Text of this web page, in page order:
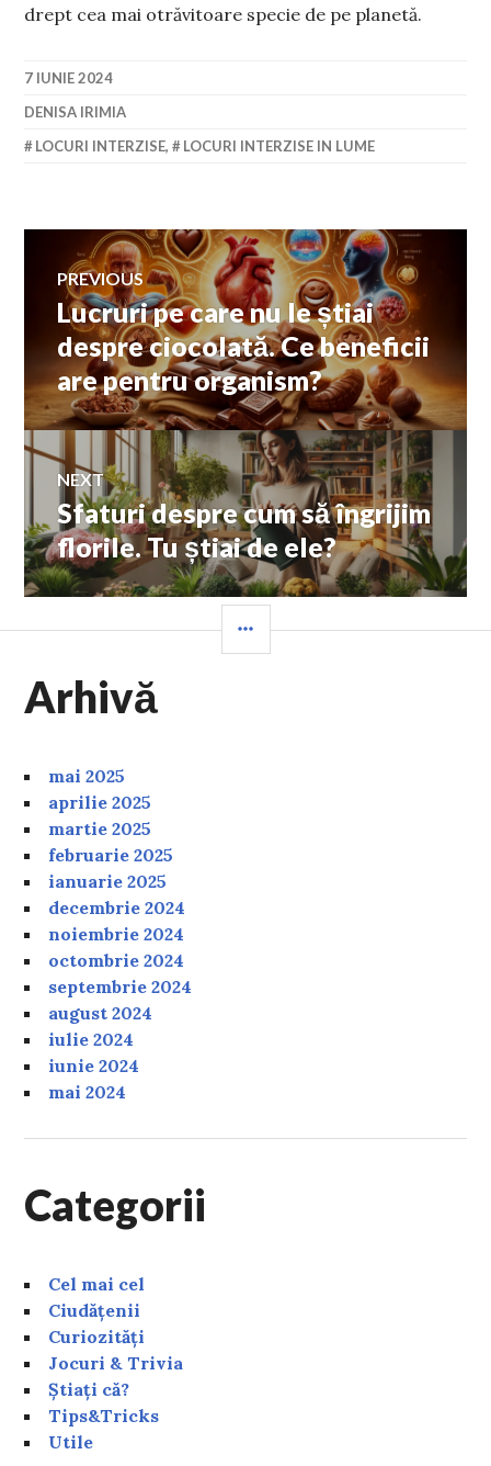
drept cea mai otrăvitoare specie de pe planetă.
7 IUNIE 2024
DENISA IRIMIA
LOCURI INTERZISE, LOCURI INTERZISE IN LUME
Navigare
în
articole
PREVIOUS
Previous
post:
Lucruri pe care nu le știai
despre ciocolată. Ce beneficii
are pentru organism?
NEXT
Next
post:
Sfaturi despre cum să îngrijim
florile. Tu știai de ele?
Arhivă
mai 2025
aprilie 2025
martie 2025
februarie 2025
ianuarie 2025
decembrie 2024
noiembrie 2024
octombrie 2024
septembrie 2024
august 2024
iulie 2024
iunie 2024
mai 2024
Categorii
Cel mai cel
Ciudățenii
Curiozități
Jocuri & Trivia
Știați că?
Tips&Tricks
Utile